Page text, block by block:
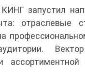
запустил
отраслевые
и